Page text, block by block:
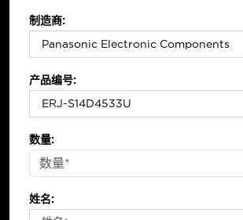
制造商:
产品编号:
数量:
姓名: